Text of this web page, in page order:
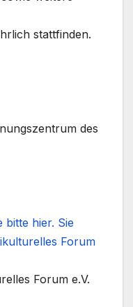
stattfinden.
des
bitte hier. Sie
Forum
Forum e.V.